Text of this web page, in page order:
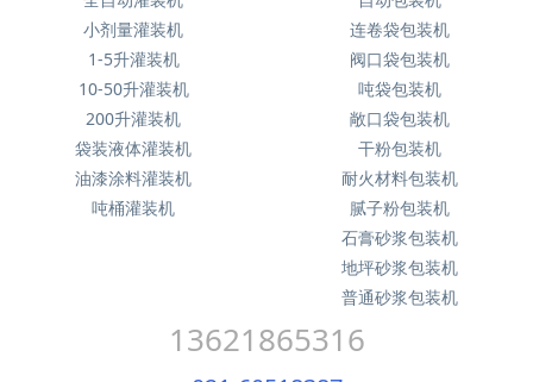
小剂量灌装机
1-5升灌装机
10-50升灌装机
200升灌装机
袋装液体灌装机
油漆涂料灌装机
吨桶灌装机
连卷袋包装机
阀口袋包装机
吨袋包装机
敞口袋包装机
干粉包装机
耐火材料包装机
腻子粉包装机
石膏砂浆包装机
地坪砂浆包装机
普通砂浆包装机
13621865316